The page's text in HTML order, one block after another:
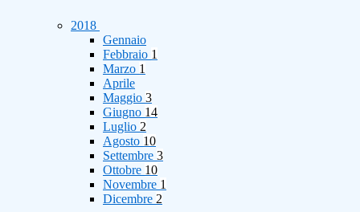
2018
Gennaio
Febbraio 1
Marzo 1
Aprile
Maggio 3
Giugno 14
Luglio 2
Agosto 10
Settembre 3
Ottobre 10
Novembre 1
Dicembre 2